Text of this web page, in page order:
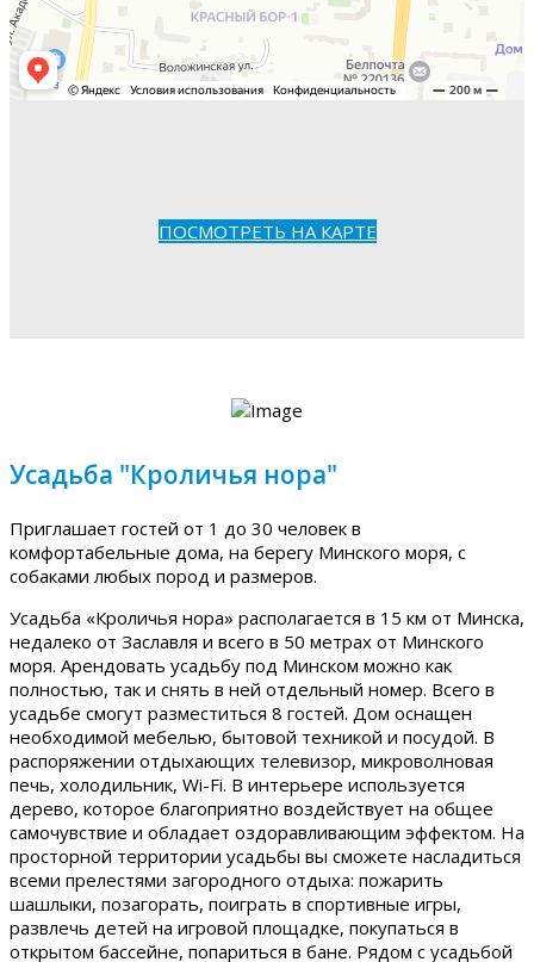
ПОСМОТРЕТЬ НА КАРТЕ
Усадьба "Кроличья нора"
Приглашает гостей от 1 до 30 человек в
комфортабельные дома, на берегу Минского моря, с
собаками любых пород и размеров.
Усадьба «Кроличья нора» располагается в 15 км от Минска,
недалеко от Заславля и всего в 50 метрах от Минского
моря. Арендовать усадьбу под Минском можно как
полностью, так и снять в ней отдельный номер. Всего в
усадьбе смогут разместиться 8 гостей. Дом оснащен
необходимой мебелью, бытовой техникой и посудой. В
распоряжении отдыхающих телевизор, микроволновая
печь, холодильник, Wi-Fi. В интерьере используется
дерево, которое благоприятно воздействует на общее
самочувствие и обладает оздоравливающим эффектом. На
просторной территории усадьбы вы сможете насладиться
всеми прелестями загородного отдыха: пожарить
шашлыки, позагорать, поиграть в спортивные игры,
развлечь детей на игровой площадке, покупаться в
открытом бассейне, попариться в бане. Рядом с усадьбой